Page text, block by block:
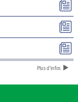
Plus d'infos